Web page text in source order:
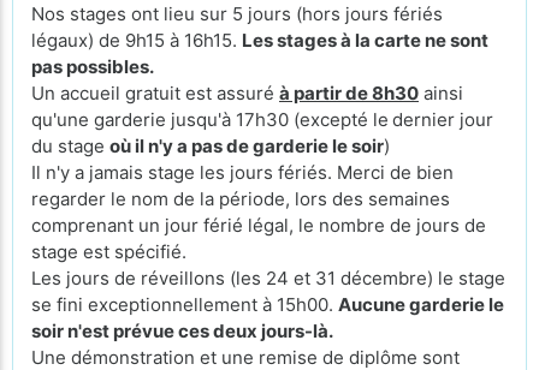
Nos stages ont lieu sur 5 jours (hors jours fériés
légaux) de 9h15 à 16h15. Les stages à la carte ne sont
pas possibles.
Un accueil gratuit est assuré à partir de 8h30 ainsi
qu'une garderie jusqu'à 17h30 (excepté le dernier jour
du stage où il n'y a pas de garderie le soir)
Il n'y a jamais stage les jours fériés. Merci de bien
regarder le nom de la période, lors des semaines
comprenant un jour férié légal, le nombre de jours de
stage est spécifié.
Les jours de réveillons (les 24 et 31 décembre) le stage
se fini exceptionnellement à 15h00. Aucune garderie le
soir n'est prévue ces deux jours-là.
Une démonstration et une remise de diplôme sont